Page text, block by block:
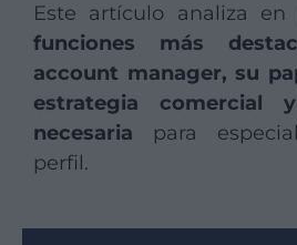
Este artículo analiza en
funciones más
account manager, su
estrategia comercial
necesaria
para
perfil.